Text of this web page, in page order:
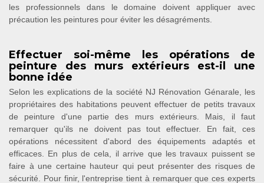
les professionnels dans le domaine doivent appliquer avec
précaution les peintures pour éviter les désagréments.
Effectuer soi-même les opérations de
peinture des murs extérieurs est-il une
bonne idée
Selon les explications de la société NJ Rénovation Génarale, les
propriétaires des habitations peuvent effectuer de petits travaux
de peinture d'une partie des murs extérieurs. Mais, il faut
remarquer qu'ils ne doivent pas tout effectuer. En fait, ces
opérations nécessitent d'abord des équipements adaptés et
efficaces. En plus de cela, il arrive que les travaux puissent se
faire à une certaine hauteur qui peut présenter des risques de
sécurité. Pour finir, l'entreprise tient à remarquer que ces experts